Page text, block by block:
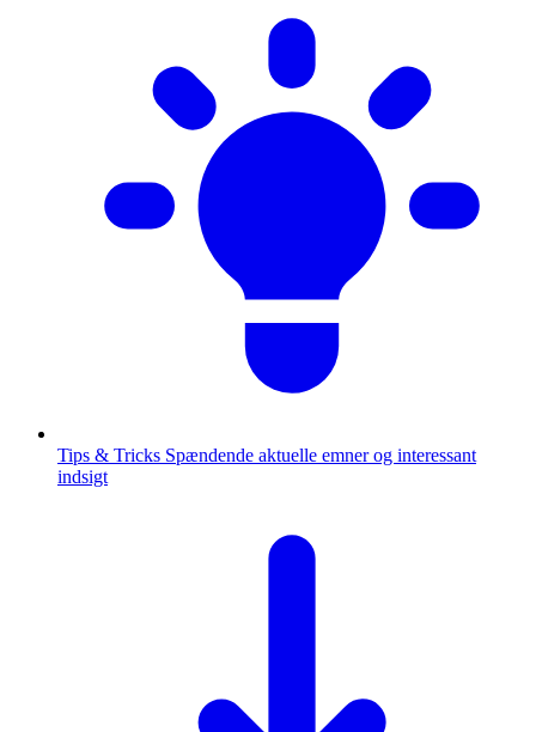
Tips & Tricks Spændende aktuelle emner og interessant
indsigt